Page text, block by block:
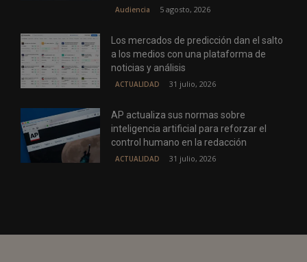
Audiencia 5 agosto, 2026
Los mercados de predicción dan el salto
a los medios con una plataforma de
noticias y análisis
ACTUALIDAD 31 julio, 2026
AP actualiza sus normas sobre
inteligencia artificial para reforzar el
control humano en la redacción
ACTUALIDAD 31 julio, 2026